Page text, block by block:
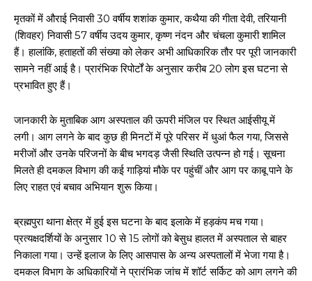
मृतकों में औराई निवासी 30 वर्षीय शशांक कुमार, कथैया की गीता देवी, तरियानी
(शिवहर) निवासी 57 वर्षीय उदय कुमार, कृष्ण नंदन और चंचला कुमारी शामिल
हैं। हालांकि, हताहतों की संख्या को लेकर अभी आधिकारिक तौर पर पूरी जानकारी
सामने नहीं आई है। प्रारंभिक रिपोर्टों के अनुसार करीब 20 लोग इस घटना से
प्रभावित हुए हैं।
जानकारी के मुताबिक आग अस्पताल की ऊपरी मंजिल पर स्थित आईसीयू में
लगी। आग लगने के बाद कुछ ही मिनटों में पूरे परिसर में धुआं फैल गया, जिससे
मरीजों और उनके परिजनों के बीच भगदड़ जैसी स्थिति उत्पन्न हो गई। सूचना
मिलते ही दमकल विभाग की कई गाड़ियां मौके पर पहुंचीं और आग पर काबू पाने के
लिए राहत एवं बचाव अभियान शुरू किया।
ब्रह्मपुरा थाना क्षेत्र में हुई इस घटना के बाद इलाके में हड़कंप मच गया।
प्रत्यक्षदर्शियों के अनुसार 10 से 15 लोगों को बेसुध हालत में अस्पताल से बाहर
निकाला गया। उन्हें इलाज के लिए आसपास के अन्य अस्पतालों में भेजा गया है।
दमकल विभाग के अधिकारियों ने प्रारंभिक जांच में शॉर्ट सर्किट को आग लगने की